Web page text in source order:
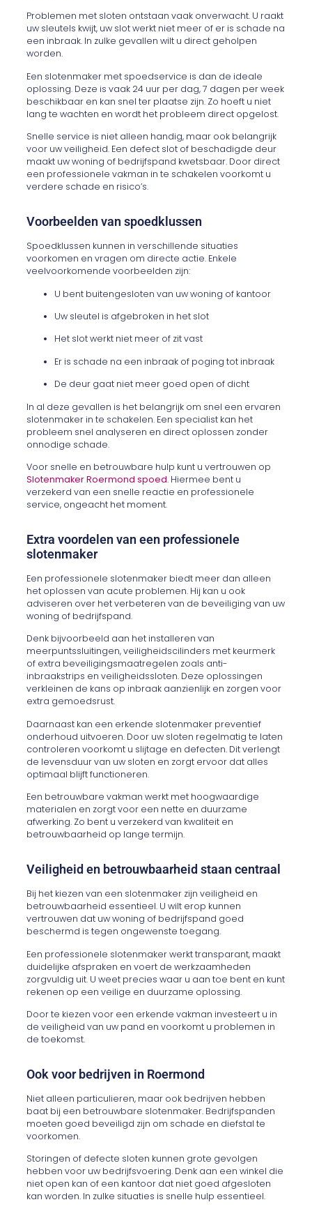
Problemen met sloten ontstaan vaak onverwacht. U raakt
uw sleutels kwijt, uw slot werkt niet meer of er is schade na
een inbraak. In zulke gevallen wilt u direct geholpen
worden.
Een slotenmaker met spoedservice is dan de ideale
oplossing. Deze is vaak 24 uur per dag, 7 dagen per week
beschikbaar en kan snel ter plaatse zijn. Zo hoeft u niet
lang te wachten en wordt het probleem direct opgelost.
Snelle service is niet alleen handig, maar ook belangrijk
voor uw veiligheid. Een defect slot of beschadigde deur
maakt uw woning of bedrijfspand kwetsbaar. Door direct
een professionele vakman in te schakelen voorkomt u
verdere schade en risico’s.
Voorbeelden van spoedklussen
Spoedklussen kunnen in verschillende situaties
voorkomen en vragen om directe actie. Enkele
veelvoorkomende voorbeelden zijn:
U bent buitengesloten van uw woning of kantoor
Uw sleutel is afgebroken in het slot
Het slot werkt niet meer of zit vast
Er is schade na een inbraak of poging tot inbraak
De deur gaat niet meer goed open of dicht
In al deze gevallen is het belangrijk om snel een ervaren
slotenmaker in te schakelen. Een specialist kan het
probleem snel analyseren en direct oplossen zonder
onnodige schade.
Voor snelle en betrouwbare hulp kunt u vertrouwen op
Slotenmaker Roermond spoed. Hiermee bent u
verzekerd van een snelle reactie en professionele
service, ongeacht het moment.
Extra voordelen van een professionele
slotenmaker
Een professionele slotenmaker biedt meer dan alleen
het oplossen van acute problemen. Hij kan u ook
adviseren over het verbeteren van de beveiliging van uw
woning of bedrijfspand.
Denk bijvoorbeeld aan het installeren van
meerpuntssluitingen, veiligheidscilinders met keurmerk
of extra beveiligingsmaatregelen zoals anti-
inbraakstrips en veiligheidssloten. Deze oplossingen
verkleinen de kans op inbraak aanzienlijk en zorgen voor
extra gemoedsrust.
Daarnaast kan een erkende slotenmaker preventief
onderhoud uitvoeren. Door uw sloten regelmatig te laten
controleren voorkomt u slijtage en defecten. Dit verlengt
de levensduur van uw sloten en zorgt ervoor dat alles
optimaal blijft functioneren.
Een betrouwbare vakman werkt met hoogwaardige
materialen en zorgt voor een nette en duurzame
afwerking. Zo bent u verzekerd van kwaliteit en
betrouwbaarheid op lange termijn.
Veiligheid en betrouwbaarheid staan centraal
Bij het kiezen van een slotenmaker zijn veiligheid en
betrouwbaarheid essentieel. U wilt erop kunnen
vertrouwen dat uw woning of bedrijfspand goed
beschermd is tegen ongewenste toegang.
Een professionele slotenmaker werkt transparant, maakt
duidelijke afspraken en voert de werkzaamheden
zorgvuldig uit. U weet precies waar u aan toe bent en kunt
rekenen op een veilige en duurzame oplossing.
Door te kiezen voor een erkende vakman investeert u in
de veiligheid van uw pand en voorkomt u problemen in
de toekomst.
Ook voor bedrijven in Roermond
Niet alleen particulieren, maar ook bedrijven hebben
baat bij een betrouwbare slotenmaker. Bedrijfspanden
moeten goed beveiligd zijn om schade en diefstal te
voorkomen.
Storingen of defecte sloten kunnen grote gevolgen
hebben voor uw bedrijfsvoering. Denk aan een winkel die
niet open kan of een kantoor dat niet goed afgesloten
kan worden. In zulke situaties is snelle hulp essentieel.